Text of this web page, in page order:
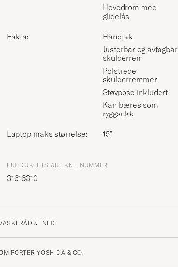
Hovedrom med
glidelås
Fakta:
Håndtak
Justerbar og avtagbar
skulderrem
Polstrede
skulderremmer
Støvpose inkludert
Kan bæres som
ryggsekk
Laptop maks størrelse: 15”
PRODUKTETS ARTIKKELNUMMER
31616310
& INFO
PORTER-YOSHIDA & CO.